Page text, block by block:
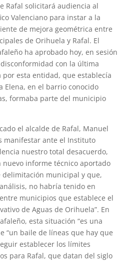
Rafal solicitará audiencia al
Valenciano para instar a la
de mejora geométrica entre
de Orihuela y Rafal. El
ha aprobado hoy, en sesión
con la última
esta entidad, que establecía
Elena, en el barrio conocido
formaba parte del municipio
el alcalde de Rafal, Manuel
manifestar ante el Instituto
nuestro total desacuerdo,
nuevo informe técnico aportado
delimitación municipal y que,
no habría tenido en
municipios que establece el
de Aguas de Orihuela”. En
esta situación “es una
“un baile de líneas que hay que
establecer los límites
para Rafal, que datan del siglo